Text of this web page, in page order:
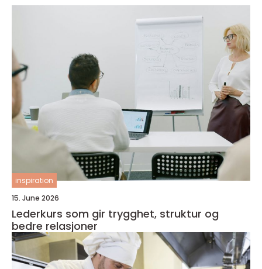
inspiration
15. June 2026
Lederkurs som gir trygghet, struktur og
bedre relasjoner